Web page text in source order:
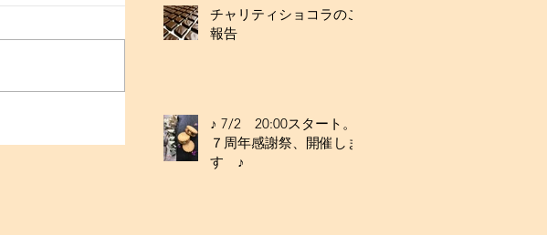
チャリティショコラのご
報告
♪ 7/2 20:00スタート。
７周年感謝祭、開催しま
す ♪